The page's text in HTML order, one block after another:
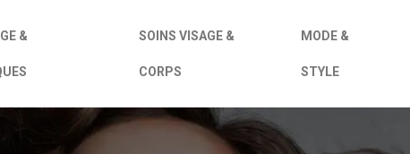
& SOINS VISAGE &
CORPS
MODE &
STYLE